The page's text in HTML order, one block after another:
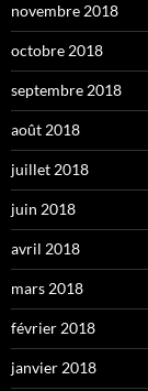
novembre 2018
octobre 2018
septembre 2018
août 2018
juillet 2018
juin 2018
avril 2018
mars 2018
février 2018
janvier 2018